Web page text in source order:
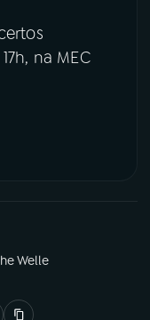
na MEC
Welle